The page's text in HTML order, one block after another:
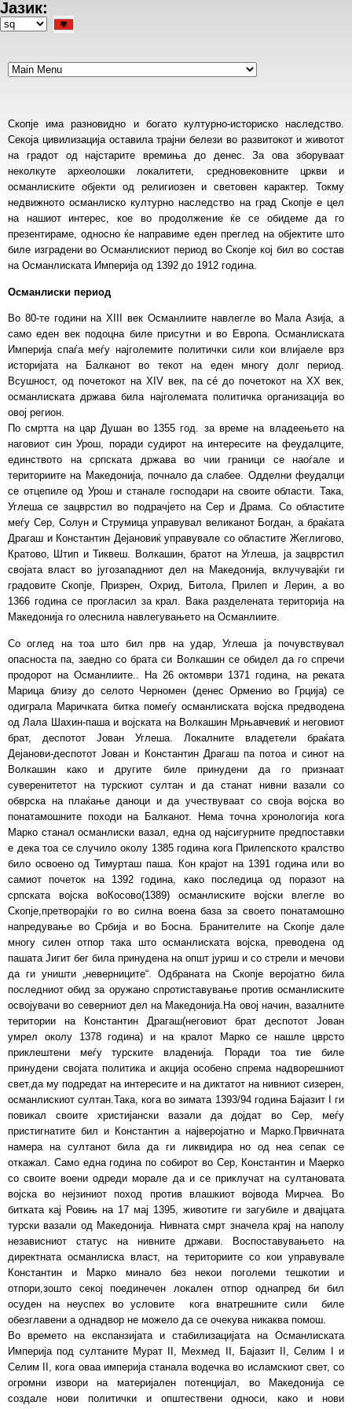
Skip
to
Јазик:
Select
Скопје има разновидно и богато културно-историско наследство.
Секоја цивилизација оставила трајни белези во развитокот и животот
на градот од најстарите времиња до денес. За ова зборуваат
неколкуте археолошки локалитети, средновековните цркви и
османлиските објекти од религиозен и световен карактер. Токму
недвижното османлиско културно наследство на град Скопје е цел
на нашиот интерес, кое во продолжение ќе се обидеме да го
презентираме, односно ќе направиме еден преглед на објектите што
биле изградени во Османлискиот период во Скопје кој бил во состав
на Османлиската Империја од 1392 до 1912 година.
Османлиски период
Во 80-те години на XIII век Османлиите навлегле во Мала Азија, а
само еден век подоцна биле присутни и во Европа. Османлиската
Империја спаѓа меѓу најголемите политички сили кои влијаеле врз
историјата на Балканот во текот на еден многу долг период.
Всушност, од почетокот на XIV век, па сé до почетокот на XX век,
османлиската држава била најголемата политичка организација во
овој регион.
По смртта на цар Душан во 1355 год. за време на владеењето на
наговиот син Урош, поради судирот на интересите на феудалците,
единството на српската држава во чии граници се наоѓале и
териториите на Македонија, почнало да слабее. Одделни феудалци
се отцепиле од Урош и станале господари на своите области. Така,
Углеша се зацврстил во подрачјето на Сер и Драма. Со областите
меѓу Сер, Солун и Струмица управувал великанот Богдан, а браќата
Драгаш и Константин Дејановиќ управувале со областите Жеглигово,
Кратово, Штип и Тиквеш. Волкашин, братот на Углеша, ја зацврстил
својата власт во југозападниот дел на Македонија, вклучувајќи ги
градовите Скопје, Призрен, Охрид, Битола, Прилеп и Лерин, а во
1366 година се прогласил за крал. Вака разделената територија на
Македонија го олеснила навлегувањето на Османлиите.
Со оглед на тоа што бил прв на удар, Углеша ја почувствувал
опасноста па, заедно со брата си Волкашин се обидел да го спречи
продорот на Османлиите.. На 26 октомври 1371 година, на реката
Марица близу до селото Черномен (денес Орменио во Грција) се
одиграла Маричката битка помеѓу османлиската војска предводена
од Лала Шахин-паша и војската на Волкашин Мрњавчевиќ и неговиот
брат, деспотот Јован Углеша. Локалните владетели браќата
Дејанови-деспотот Јован и Константин Драгаш па потоа и синот на
Волкашин како и другите биле принудени да го признаат
суверенитетот на турскиот султан и да станат нивни вазали со
обврска на плаќање даноци и да учествуваат со своја војска во
понатамошните походи на Балканот. Нема точна хронологија кога
Марко станал османлиски вазал, една од најсигурните предпоставки
е дека тоа се случило околу 1385 година кога Прилепското кралство
било освоено од Тимурташ паша. Кон крајот на 1391 година или во
самиот почеток на 1392 година, како последица од поразот на
српската војска воКосово(1389) османлиските војски влегле во
Скопје,претворајќи го во силна воена база за своето понатамошно
напредување во Србија и во Босна. Бранителите на Скопје дале
многу силен отпор така што османлиската војска, преводена од
пашата Јигит бег била принудена на општ јуриш и со стрели и мечови
да ги уништи „неверниците“. Одбраната на Скопје веројатно била
последниот обид за оружано спротиставување против османлиските
освојувачи во северниот дел на Македонија.На овој начин, вазалните
територии на Константин Драгаш(неговиот брат деспотот Јован
умрел околу 1378 година) и на кралот Марко се нашле цврсто
приклештени меѓу турските владенија. Поради тоа тие биле
принудени својата политика и акција особено спрема надворешниот
свет,да му подредат на интересите и на диктатот на нивниот сизерен,
османлискиот султан.Така, кога во зимата 1393/94 година Бајазит I ги
повикал своите христијански вазали да дојдат во Сер, меѓу
пристигнатите бил и Константин а најверојатно и Марко.Првичната
намера на султанот била да ги ликвидира но од неа сепак се
откажал. Само една година по собирот во Сер, Константин и Маерко
со своите воени одреди морале да и се приклучат на султановата
војска во нејзиниот поход против влашкиот војвода Мирчеа. Во
битката кај Ровињ на 17 мај 1395, животите ги загубиле и двајцата
турски вазали од Македонија. Нивната смрт значела крај на наполу
независниот статус на нивните држави. Воспоставувањето на
директната османлиска власт, на териториите со кои управувале
Константин и Марко минало без некои поголеми тешкотии и
отпори,зошто секој поединечен локален отпор однапред би бил
осуден на неуспех во условите кога внатрешните сили биле
обезглавени а однадвор не можело да се очекува никаква помош.
Во времето на експанзијата и стабилизацијата на Османлиската
Империја под султаните Мурат II, Мехмед II, Бајазит II, Селим I и
Селим II, кога оваа империја станала водечка во исламскиот свет, со
огромни извори на материјален потенцијал, во Македонија се
создале нови политички и општествени односи, како и нови